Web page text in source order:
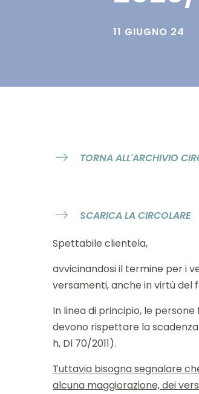
11 GIUGNO 24
TORNA ALL'ARCHIVIO
SCARICA LA CIRCOLARE
Spettabile clientela,
avvicinandosi il termine per i
versamenti, anche in virtù del
In linea di principio, le
devono rispettare la
h, Dl 70/2011).
Tuttavia bisogna segnalare
alcuna maggiorazione, dei